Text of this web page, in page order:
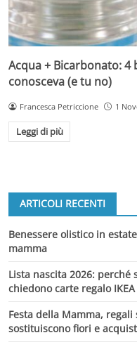
Acqua + Bicarbonato:
conosceva (e tu no)
Francesca Petriccione 1
Leggi di più
ARTICOLI RECENTI
Benessere olistico in
mamma
Lista nascita 2026:
chiedono carte regalo
Festa della Mamma,
sostituiscono fiori e